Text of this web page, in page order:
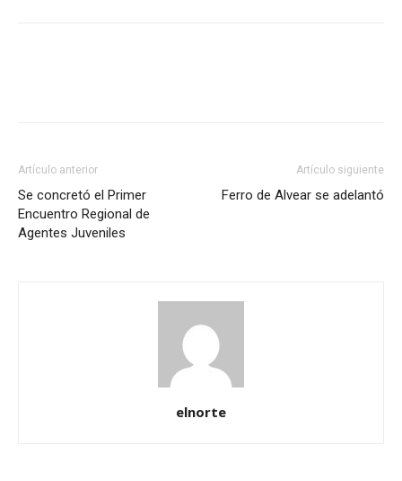
Artículo anterior
Se concretó el Primer
Encuentro Regional de
Agentes Juveniles
Artículo siguiente
Ferro de Alvear se adelantó
elnorte